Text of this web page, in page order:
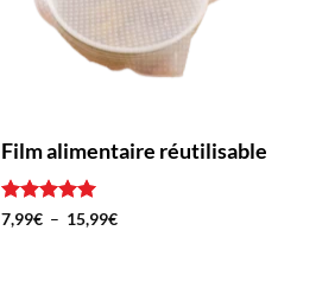
Film alimentaire réutilisable
Note 5sur
7,99€ – 15,99€Plage